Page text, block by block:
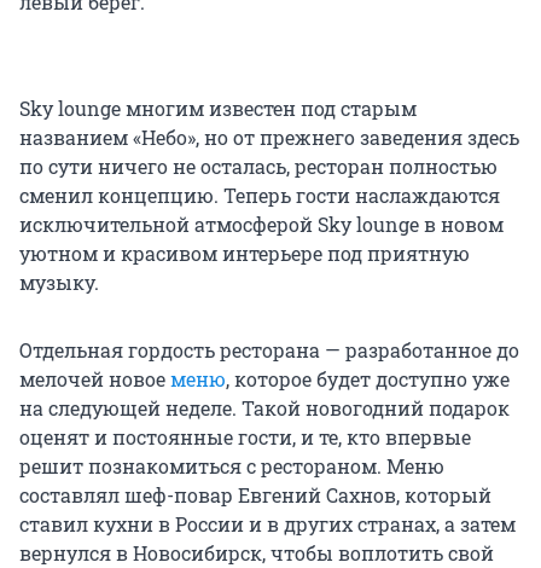
Sky lounge многим известен под старым
названием «Небо», но от прежнего заведения здесь
по сути ничего не осталась, ресторан полностью
сменил концепцию. Теперь гости наслаждаются
исключительной атмосферой Sky lounge в новом
уютном и красивом интерьере под приятную
музыку.
Отдельная гордость ресторана — разработанное до
мелочей новоеменю, которое будет доступно уже
на следующей неделе. Такой новогодний подарок
оценят и постоянные гости, и те, кто впервые
решит познакомиться с рестораном. Меню
составлял шеф-повар Евгений Сахнов, который
ставил кухни в России и в других странах, а затем
вернулся в Новосибирск, чтобы воплотить свой